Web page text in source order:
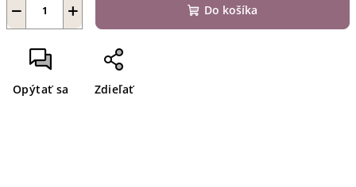
+
− Do košíka
Opýtať sa Zdieľať